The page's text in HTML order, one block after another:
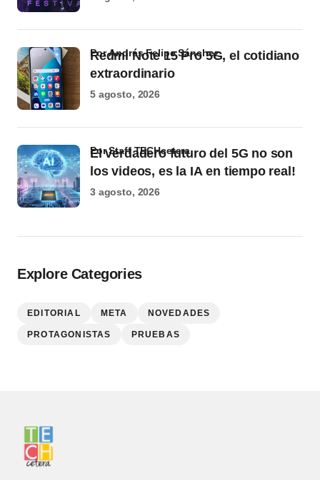
Redmi Note 15 Pro 5G, el cotidiano
extraordinario
por Andrés Felipe Sánchez
5 agosto, 2026
El verdadero futuro del 5G no son
los videos, es la IA en tiempo real!
por Staff TECHcetera
3 agosto, 2026
Explore Categories
EDITORIAL META NOVEDADES
PROTAGONISTAS PRUEBAS